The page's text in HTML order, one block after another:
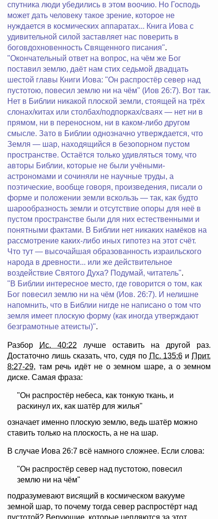
спутника люди убедились в этом воочию. Но Господь
может дать человеку такое зрение, которое не
нуждается в космических аппаратах... Книга Иова с
удивительной силой заставляет нас поверить в
боговдохновенность Священного писания".
"Окончательный ответ на вопрос, на чём же Бог
поставил землю, даёт нам стих седьмой двадцать
шестой главы Книги Иова: "Он распростёр север над
пустотою, повесил землю ни на чём" (Иов 26:7). Вот так.
Нет в Библии никакой плоской земли, стоящей на трёх
слонах/китах или столбах/подпорках/сваях — нет ни в
прямом, ни в переносном, ни в каком-либо другом
смысле. Зато в Библии однозначно утверждается, что
Земля — шар, находящийся в безопорном пустом
пространстве. Остаётся только удивляться тому, что
авторы Библии, которые не были учёными-
астрономами и сочиняли не научные труды, а
поэтические, вообще говоря, произведения, писали о
форме и положении земли вскользь — так, как будто
шарообразность земли и отсутствие опоры для неё в
пустом пространстве были для них естественными и
понятными фактами. В Библии нет никаких намёков на
рассмотрение каких-либо иных гипотез на этот счёт.
Что тут — высочайшая образованность израильского
народа в древности... или же действительное
воздействие Святого Духа? Подумай, читатель".
"В Библии интересное место, где говорится о том, как
Бог повесил землю ни на чём (Иов. 26:7). И нелишне
напомнить, что в Библии нигде не написано о том что
земля имеет плоскую форму (как иногда утверждают
безграмотные атеисты)".
Разбор Ис. 40:22 лучше оставить на другой раз.
Достаточно лишь сказать, что, судя по Пс. 135:6 и Прит.
8:27-29, там речь идёт не о земном шаре, а о земном
диске. Самая фраза:
"Он распростёр небеса, как тонкую ткань, и
раскинул их, как шатёр для жилья"
означает именно плоскую землю, ведь шатёр можно
ставить только на плоскость, а не на шар.
В случае Иова 26:7 всё намного сложнее. Если слова:
"Он распростёр север над пустотою, повесил
землю ни на чём"
подразумевают висящий в космическом вакууме
земной шар, то почему тогда север распростёрт над